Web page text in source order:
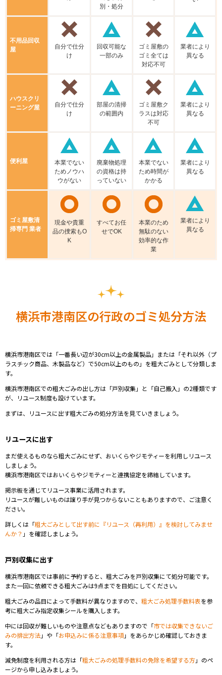
別・処分
不⽤品回収
屋
⾃分で仕分
け
回収可能な
⼀部のみ
ゴミ屋敷の
ゴミ全ては
対応不可
業者により
異なる
ハウスクリ
ーニング屋
⾃分で仕分
け
部屋の清掃
の範囲内
ゴミ屋敷ク
ラスは対応
不可
業者により
異なる
便利屋
本業でない
ためノウハ
ウがない
廃棄物処理
の資格は持
っていない
本業でない
ため時間が
かかる
業者により
異なる
ゴミ屋敷清
掃専門 業者
現⾦や貴重
品の捜索もO
K
すべてお任
せでOK
本業のため
無駄のない
効率的な作
業
業者により
異なる
横浜市港南区の行政のゴミ処分方法
横浜市港南区では「一番長い辺が30cm以上の金属製品」または「それ以外（プ
ラスチック商品、木製品など）で50cm以上のもの 」を粗大ごみとして分類しま
す。
横浜市港南区での粗大ごみの出し方は「戸別収集」と「自己搬入」の2種類です
が、リユース制度も設けています。
まずは、
リユースに出す粗大ごみの処分方法を見ていきましょう。
リユースに出す
まだ使えるものなら粗大ごみにせず、おいくらやジモティーを利用し リユース
しましょう。
横浜市港南区ではおいくらやジモティーと連携協定を締結しています。
掲示板を通じてリユース事業に活用されます。
リユースが難しいものは譲り手が見つからないこともありますので、ご注意く
ださい。
詳しくは「粗大ごみとして出す前に『リユース（再利用）』を検討してみませ
んか？ 」を確認しましょう。
戸別収集に出す
横浜市港南区では事前に予約すると、粗大ごみを戸別収集にて処分可能です。
また一回に依頼できる粗大ごみは9点までを目処にしてください。
粗大ごみの品目によって手数料が異なりますので、 粗大ごみ処理手数料表を参
考に粗大ごみ指定収集シールを購入します。
中には回収が難しいものや注意点などもありますので「市では収集できないご
みの排出方法」や「お申込みに係る注意事項」をあらかじめ確認しておきま
す。
減免制度を利用される方は「粗大ごみの処理手数料の免除を希望する方」のペ
ージから申し込みましょう。